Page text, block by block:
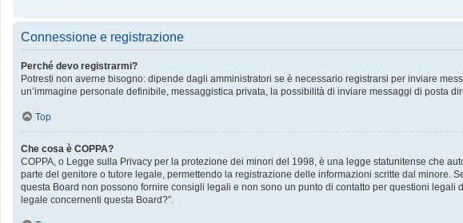
Connessione e registrazione
Perché devo registrarmi?
Potresti non averne bisogno: dipende dagli amministratori se è necessario registrarsi per inviare
un’immagine personale definibile, messaggistica privata, la possibilità di inviare messaggi di posta
Top
Che cosa è COPPA?
COPPA, o Legge sulla Privacy per la protezione dei minori del 1998, è una legge statunitense che
parte del genitore o tutore legale, permettendo la registrazione delle informazioni scritte dal minore.
questa Board non possono fornire consigli legali e non sono un punto di contatto per questioni
legale concernenti questa Board?”.